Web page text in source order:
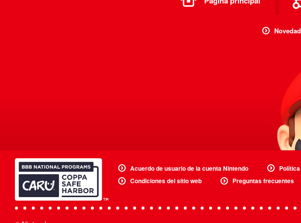
Acuerdo de usuario de la cuenta Nintendo
Condiciones del sitio web
Preguntas frecuentes